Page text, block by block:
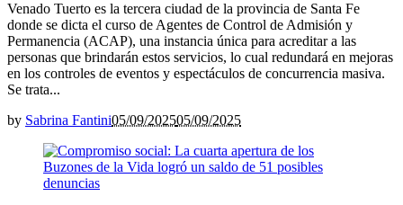
Venado Tuerto es la tercera ciudad de la provincia de Santa Fe
donde se dicta el curso de Agentes de Control de Admisión y
Permanencia (ACAP), una instancia única para acreditar a las
personas que brindarán estos servicios, lo cual redundará en mejoras
en los controles de eventos y espectáculos de concurrencia masiva.
Se trata...
by Sabrina Fantini05/09/202505/09/2025